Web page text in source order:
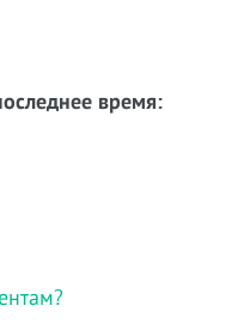
время: